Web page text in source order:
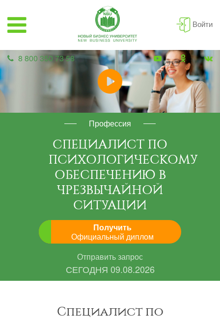
Войти
8 800 350 73 58
Профессия
СПЕЦИАЛИСТ ПО
ПСИХОЛОГИЧЕСКОМУ
ОБЕСПЕЧЕНИЮ В
ЧРЕЗВЫЧАЙНОЙ
СИТУАЦИИ
Получить
Официальный диплом
Отправить запрос
СЕГОДНЯ 09.08.2026
Специалист по